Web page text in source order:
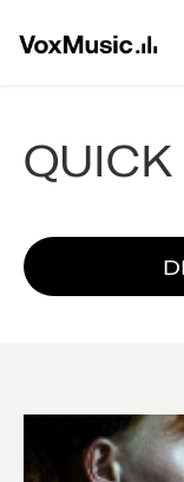
QUICK